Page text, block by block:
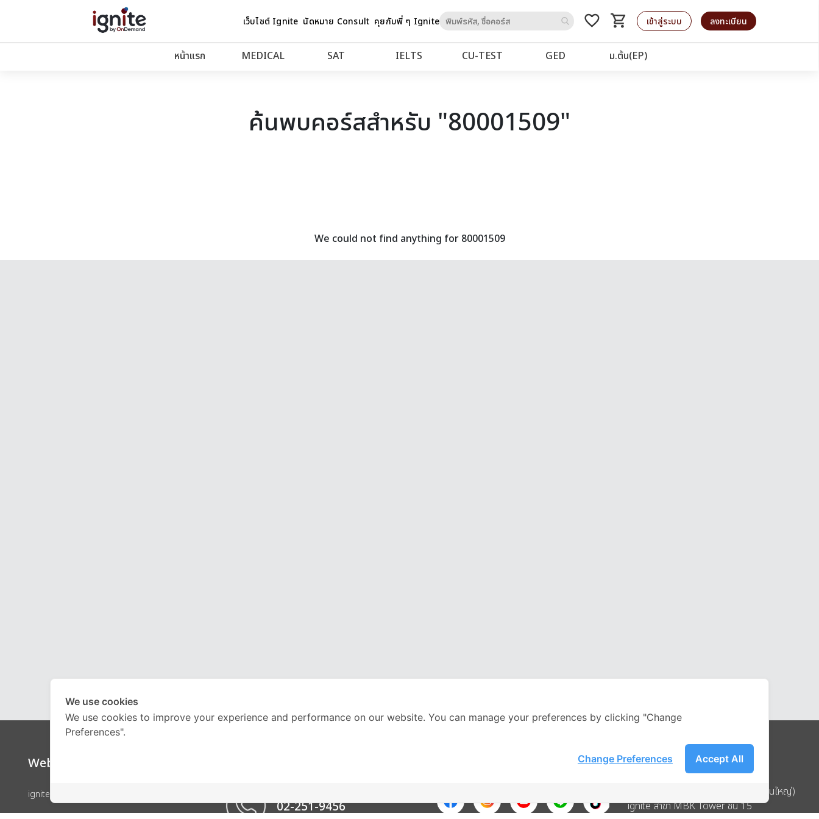
เว็บไซต์ Ignite นัดหมาย Consult คุยกับพี่ ๆ Igniteto
favorite_border shopping_cart
รถเข็น เข้าสู่ระบบ ลงทะเบียน
หน้าแรก MEDICAL SAT IELTS CU‑TEST GED ม.ต้น(EP)
ค้นพบคอร์สสำหรับ "80001509"
We could not find anything for 80001509
Website
ignite by OnDemand
02-251-9456
Address
บริษัท อิกไนท์ เอ สตาร์ จำกัด (สำนักงานใหญ่)
ignite สาขา MBK Tower ชั้น 15
We use cookies
We use cookies to improve your experience and performance on our website. You can manage your preferences by clicking "Change
Preferences".
Accept All
Change Preferences